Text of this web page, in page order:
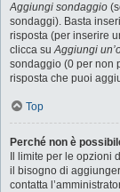
Aggiungi sondaggio
sondaggi). Basta
risposta (per inserire
clicca suAggiungi
sondaggio (0 per non
risposta che puoi
Top
Perché non è
Il limite per le opzioni
il bisogno di
contatta